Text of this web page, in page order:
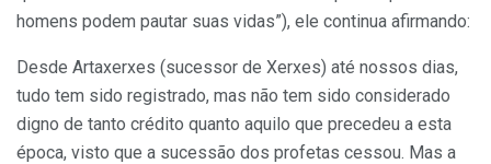
homens podem pautar suas vidas”), ele continua afirmando:
Desde Artaxerxes (sucessor de Xerxes) até nossos dias,
tudo tem sido registrado, mas não tem sido considerado
digno de tanto crédito quanto aquilo que precedeu a esta
época, visto que a sucessão dos profetas cessou. Mas a